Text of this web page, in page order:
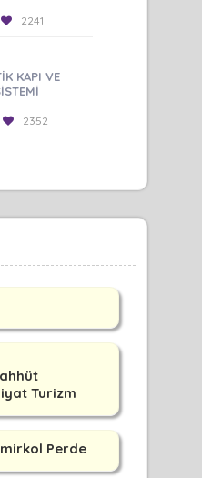
2241
KAPI VE
2352
Turizm
Perde